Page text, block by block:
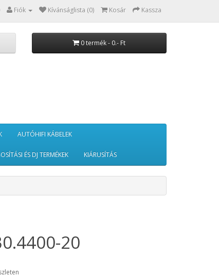
Fiók Kívánságlista (0) Kosár Kassza
0 termék - 0.- Ft
AUTÓHIFI KÁBELEK
ÉS DJ TERMÉKEK KIÁRUSÍTÁS
20